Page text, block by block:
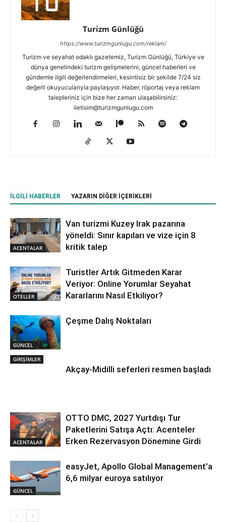
Turizm Günlüğü
https://www.turizmgunlugu.com/reklam/
Turizm ve seyahat odaklı gazetemiz, Turizm Günlüğü, Türkiye ve
dünya genelindeki turizm gelişmelerini, güncel haberleri ve
gündemle ilgili değerlendirmeleri, kesintisiz bir şekilde 7/24 siz
değerli okuyucularıyla paylaşıyor. Haber, röportaj veya reklam
talepleriniz için bize her zaman ulaşabilirsiniz:
iletisim@turizmgunlugu.com
İLGILI HABERLER YAZARIN DIĞER İÇERIKLERI
ACENTALAR
Van turizmi Kuzey Irak pazarına
yöneldi: Sınır kapıları ve vize için 8
kritik talep
OTELLER
Turistler Artık Gitmeden Karar
Veriyor: Online Yorumlar Seyahat
Kararlarını Nasıl Etkiliyor?
GÜNCEL
Çeşme Dalış Noktaları
GİRİŞİMLER
Akçay-Midilli seferleri resmen başladı
ACENTALAR
OTTO DMC, 2027 Yurtdışı Tur
Paketlerini Satışa Açtı: Acenteler
Erken Rezervasyon Dönemine Girdi
GÜNCEL
easyJet, Apollo Global Management’a
6,6 milyar euroya satılıyor